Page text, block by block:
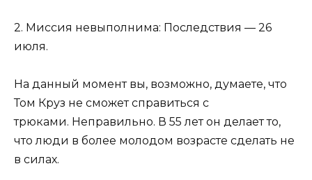
2. Миссия невыполнима: Последствия — 26
июля.
На данный момент вы, возможно, думаете, что
Том Круз не сможет справиться с
трюками. Неправильно. В 55 лет он делает то,
что люди в более молодом возрасте сделать не
в силах.